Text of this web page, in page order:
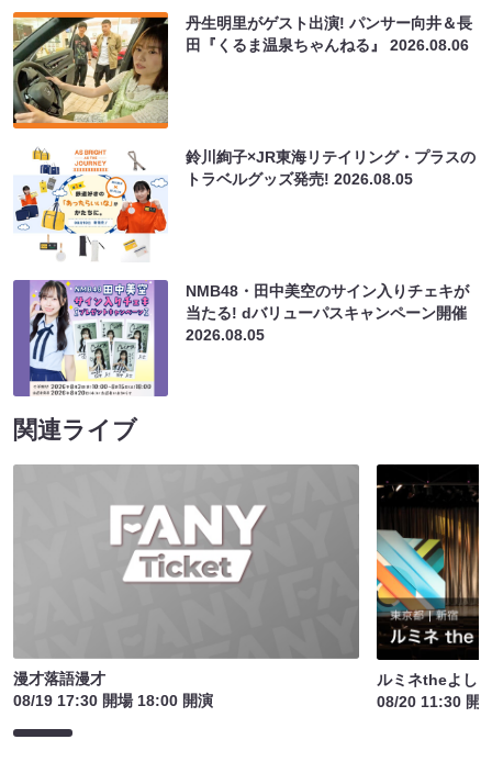
丹生明里がゲスト出演! パンサー向井＆長
田『くるま温泉ちゃんねる』2026.08.06
鈴川絢子×JR東海リテイリング・プラスの
トラベルグッズ発売!2026.08.05
NMB48・田中美空のサイン入りチェキが
当たる! dバリューパスキャンペーン開催
2026.08.05
関連ライブ
漫才落語漫才
08/19 17:30 開場 18:00 開演
ルミネtheよし
08/20 11:30 開